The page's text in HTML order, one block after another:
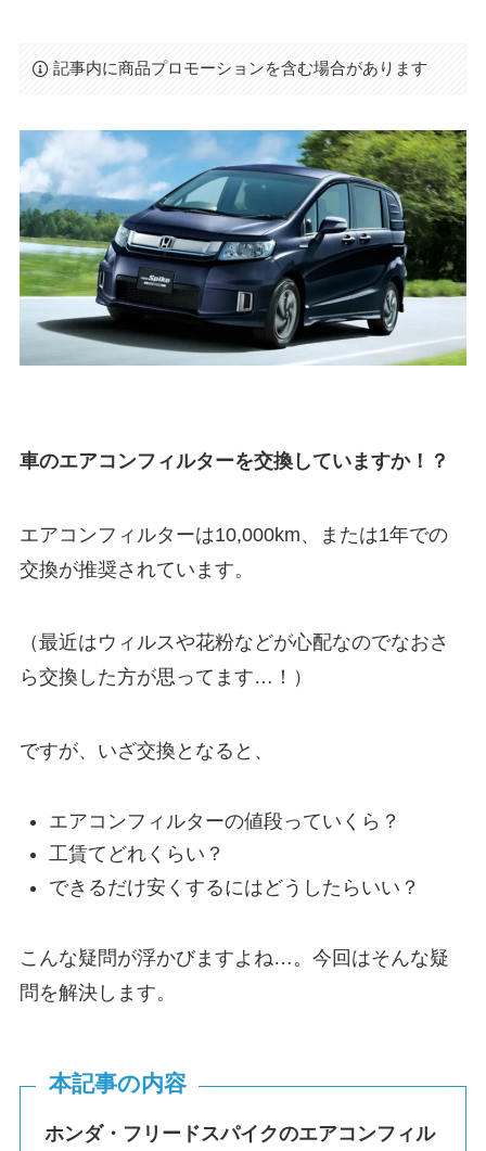
記事内に商品プロモーションを含む場合があります
車のエアコンフィルターを交換していますか！？
エアコンフィルターは10,000km、または1年での
交換が推奨されています。
（最近はウィルスや花粉などが心配なのでなおさ
ら交換した方が思ってます…！）
ですが、いざ交換となると、
エアコンフィルターの値段っていくら？
工賃てどれくらい？
できるだけ安くするにはどうしたらいい？
こんな疑問が浮かびますよね…。今回はそんな疑
問を解決します。
本記事の内容
ホンダ・ フリードスパイクのエアコンフィル